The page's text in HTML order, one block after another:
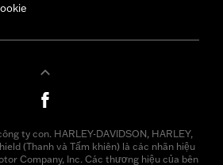
ty con. HARLEY-DAVIDSON, HARLEY,
(Thanh và Tấm khiên) là các nhãn hiệu
Company, Inc. Các thương hiệu của bên